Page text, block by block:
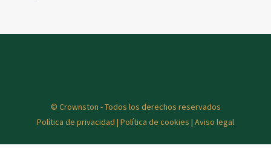
© Crownston - Todos los derechos reservados
Política de privacidad | Política de cookies | Aviso legal